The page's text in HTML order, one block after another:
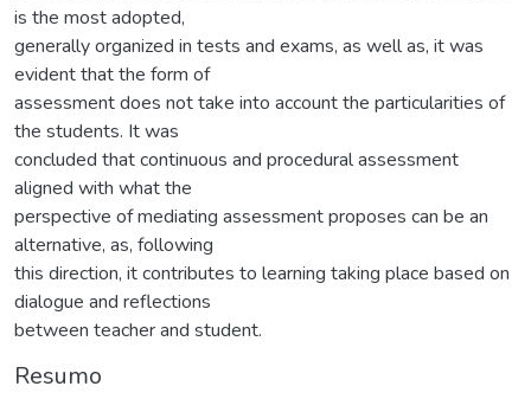
is the most adopted,
generally organized in tests and exams, as well as, it was
evident that the form of
assessment does not take into account the particularities of
the students. It was
concluded that continuous and procedural assessment
aligned with what the
perspective of mediating assessment proposes can be an
alternative, as, following
this direction, it contributes to learning taking place based on
dialogue and reflections
between teacher and student.
Resumo